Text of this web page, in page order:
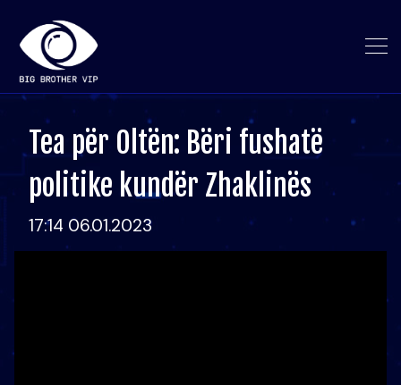
Tea për Oltën: Bëri fushatë
politike kundër Zhaklinës
17:14 06.01.2023